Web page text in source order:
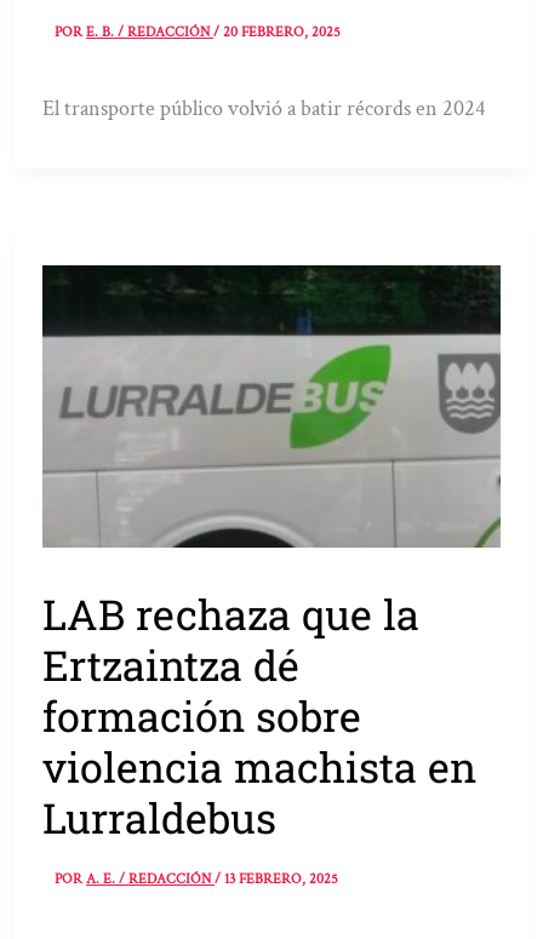
PORE. B. / REDACCIÓN/20 FEBRERO, 2025
El transporte público volvió a batir récords en 2024
LAB rechaza que la
Ertzaintza dé
formación sobre
violencia machista en
Lurraldebus
PORA. E. / REDACCIÓN/13 FEBRERO, 2025